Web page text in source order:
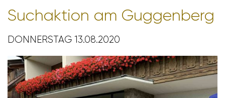
Such­ak­tion am Guggen­berg
DONNERSTAG 13.08.2020